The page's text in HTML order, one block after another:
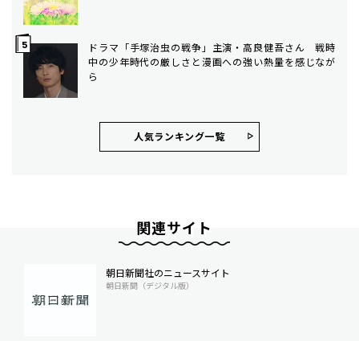
ドラマ「手塚治虫の戦争」主演・高良健吾さん 戦時
中の少年時代の厳しさと漫画への強い熱量を感じなが
ら
人気ランキング⼀覧
関連サイト
朝日新聞社のニュースサイト
朝日新聞（デジタル版）